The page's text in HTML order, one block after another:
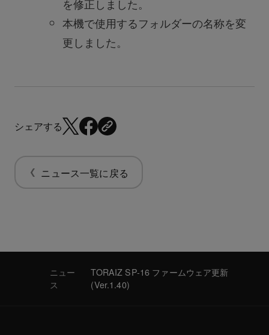
を修正しました。
本機で使用するフォルダーの名称を変
更しました。
シェアする
ニュース一覧に戻る
ニュー
ス
TORAIZ SP-16 ファームウェア更新
(Ver.1.40)